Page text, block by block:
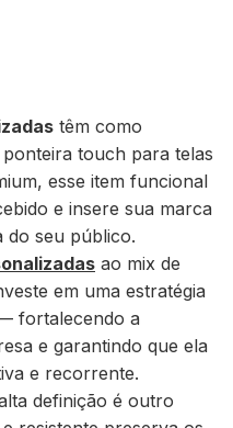
têm como
touch para telas
esse item funcional
e insere sua marca
do seu público.
ao mix de
em uma estratégia
fortalecendo a
e garantindo que ela
e recorrente.
definição é outro